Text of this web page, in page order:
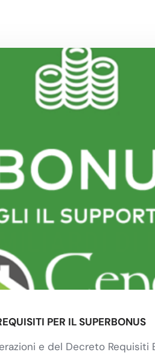
PER IL SUPERBONUS
e del Decreto